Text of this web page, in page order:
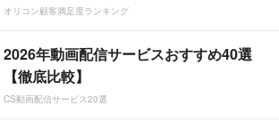
オリコン顧客満足度ランキング
2026年動画配信サービスおすすめ40選
【徹底比較】
CS動画配信サービス20選